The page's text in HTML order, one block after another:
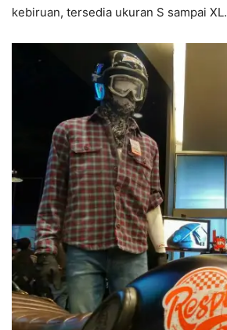
kebiruan, tersedia ukuran S sampai XL.